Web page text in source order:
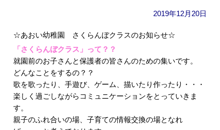
2019年12月20日
☆あおい幼稚園 さくらんぼクラスのお知らせ☆
「さくらんぼクラス」って？？
就園前のお子さんと保護者の皆さんのための集いです。
どんなことをするの？？
歌を歌ったり、手遊び、ゲーム、描いたり作ったり・・・
楽しく過ごしながらコミュニケーションをとっていきま
す。
親子のふれ合いの場、子育ての情報交換の場となれ